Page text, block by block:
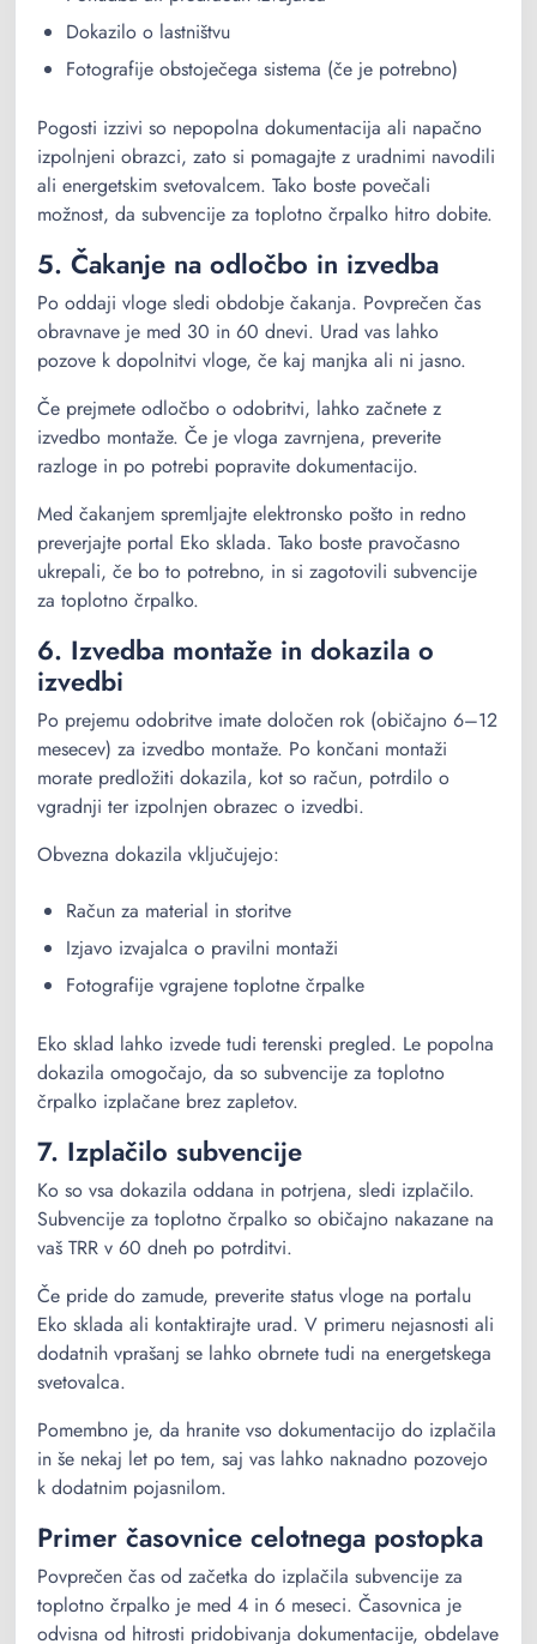
Dokazilo o lastništvu
Fotografije obstoječega sistema (če je potrebno)
Pogosti izzivi so nepopolna dokumentacija ali napačno
izpolnjeni obrazci, zato si pomagajte z uradnimi navodili
ali energetskim svetovalcem. Tako boste povečali
možnost, da subvencije za toplotno črpalko hitro dobite.
5. Čakanje na odločbo in izvedba
Po oddaji vloge sledi obdobje čakanja. Povprečen čas
obravnave je med 30 in 60 dnevi. Urad vas lahko
pozove k dopolnitvi vloge, če kaj manjka ali ni jasno.
Če prejmete odločbo o odobritvi, lahko začnete z
izvedbo montaže. Če je vloga zavrnjena, preverite
razloge in po potrebi popravite dokumentacijo.
Med čakanjem spremljajte elektronsko pošto in redno
preverjajte portal Eko sklada. Tako boste pravočasno
ukrepali, če bo to potrebno, in si zagotovili subvencije
za toplotno črpalko.
6. Izvedba montaže in dokazila o
izvedbi
Po prejemu odobritve imate določen rok (običajno 6–12
mesecev) za izvedbo montaže. Po končani montaži
morate predložiti dokazila, kot so račun, potrdilo o
vgradnji ter izpolnjen obrazec o izvedbi.
Obvezna dokazila vključujejo:
Račun za material in storitve
Izjavo izvajalca o pravilni montaži
Fotografije vgrajene toplotne črpalke
Eko sklad lahko izvede tudi terenski pregled. Le popolna
dokazila omogočajo, da so subvencije za toplotno
črpalko izplačane brez zapletov.
7. Izplačilo subvencije
Ko so vsa dokazila oddana in potrjena, sledi izplačilo.
Subvencije za toplotno črpalko so običajno nakazane na
vaš TRR v 60 dneh po potrditvi.
Če pride do zamude, preverite status vloge na portalu
Eko sklada ali kontaktirajte urad. V primeru nejasnosti ali
dodatnih vprašanj se lahko obrnete tudi na energetskega
svetovalca.
Pomembno je, da hranite vso dokumentacijo do izplačila
in še nekaj let po tem, saj vas lahko naknadno pozovejo
k dodatnim pojasnilom.
Primer časovnice celotnega postopka
Povprečen čas od začetka do izplačila subvencije za
toplotno črpalko je med 4 in 6 meseci. Časovnica je
odvisna od hitrosti pridobivanja dokumentacije, obdelave